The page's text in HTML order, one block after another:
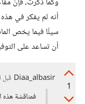
أنه لم يفكر في
سيئًا فيما يخص
أن تساعد على
1
Diaa_albasir قبل 3 سنوات
فمناقشة هذه